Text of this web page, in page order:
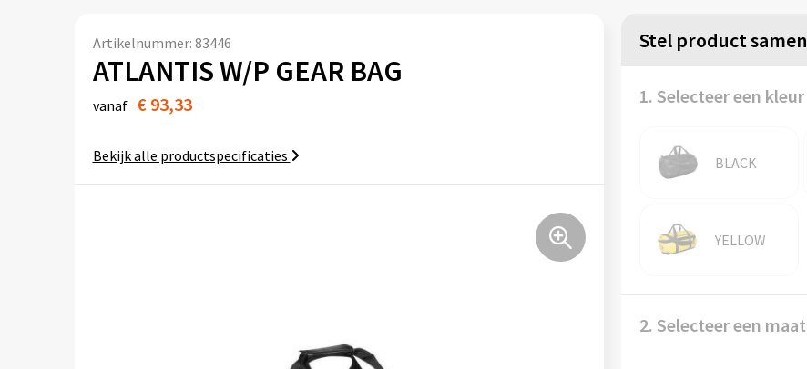
Artikelnummer: 83446
ATLANTIS W/P GEAR BAG
vanaf € 93,33
Bekijk alle productspecificaties
Stel product samen
1. Selecteer een kleur
BLACK
YELLOW
2. Selecteer een maat